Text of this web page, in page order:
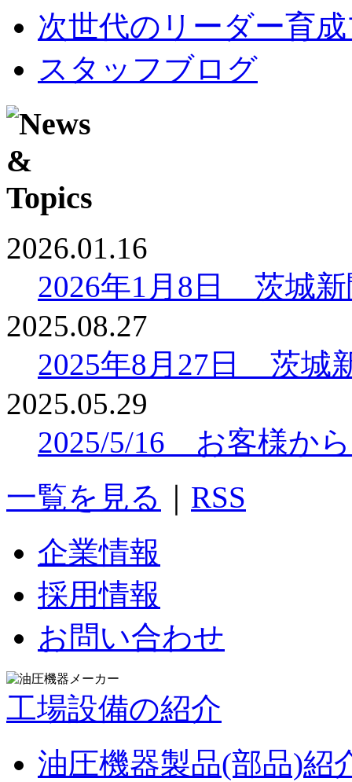
次世代のリーダー育
スタッフブログ
2026.01.16
2026年1月8日 茨城
2025.08.27
2025年8月27日 茨城
2025.05.29
2025/5/16 お客様か
一覧を見る
RSS
企業情報
採用情報
お問い合わせ
工場設備の紹介
油圧機器製品(部品)紹